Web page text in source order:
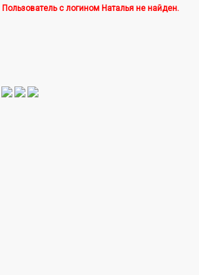
Пользователь с логином Наталья не найден.